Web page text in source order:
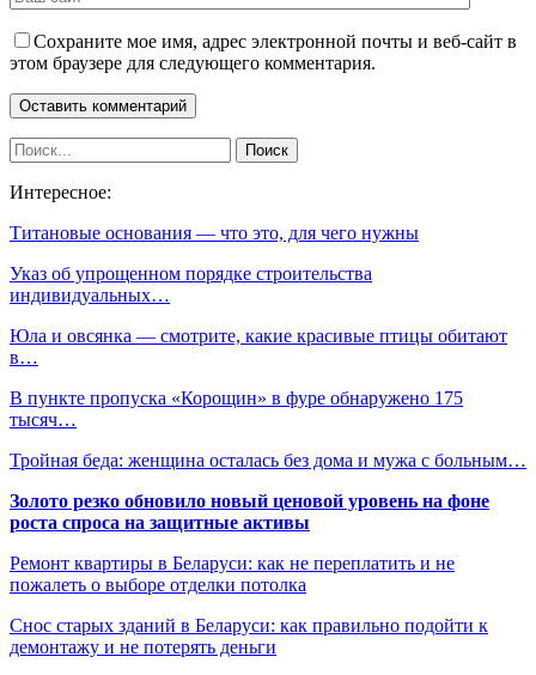
Сохраните мое имя, адрес электронной почты и веб-сайт в
этом браузере для следующего комментария.
Интересное:
Титановые основания — что это, для чего нужны
Указ об упрощенном порядке строительства
индивидуальных…
Юла и овсянка — смотрите, какие красивые птицы обитают
в…
В пункте пропуска «Корощин» в фуре обнаружено 175
тысяч…
Тройная беда: женщина осталась без дома и мужа с больным…
Золото резко обновило новый ценовой уровень на фоне
роста спроса на защитные активы
Ремонт квартиры в Беларуси: как не переплатить и не
пожалеть о выборе отделки потолка
Снос старых зданий в Беларуси: как правильно подойти к
демонтажу и не потерять деньги